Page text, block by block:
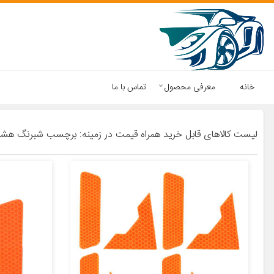
خانه معرفی محصول تماس با ما
لیست کالاهای قابل خرید همراه قیمت در زمینه: برچسب شبرنگ